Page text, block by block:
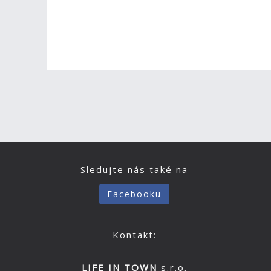
Sledujte nás také na
Facebooku
Kontakt:
LIFE IN TOWN s.r.o.